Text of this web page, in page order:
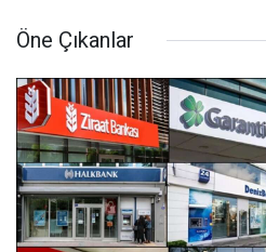
Öne Çıkanlar